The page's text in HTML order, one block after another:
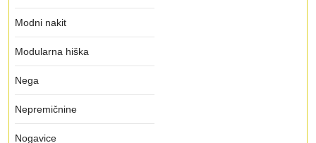
Modni nakit
Modularna hiška
Nega
Nepremičnine
Nogavice